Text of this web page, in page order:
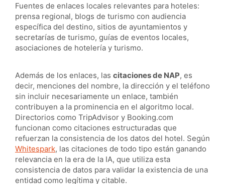
Fuentes de enlaces locales relevantes para hoteles:
prensa regional, blogs de turismo con audiencia
específica del destino, sitios de ayuntamientos y
secretarías de turismo, guías de eventos locales,
asociaciones de hotelería y turismo.
Además de los enlaces, las citaciones de NAP, es
decir, menciones del nombre, la dirección y el teléfono
sin incluir necesariamente un enlace, también
contribuyen a la prominencia en el algoritmo local.
Directorios como TripAdvisor y Booking.com
funcionan como citaciones estructuradas que
refuerzan la consistencia de los datos del hotel. Según
Whitespark, las citaciones de todo tipo están ganando
relevancia en la era de la IA, que utiliza esta
consistencia de datos para validar la existencia de una
entidad como legítima y citable.